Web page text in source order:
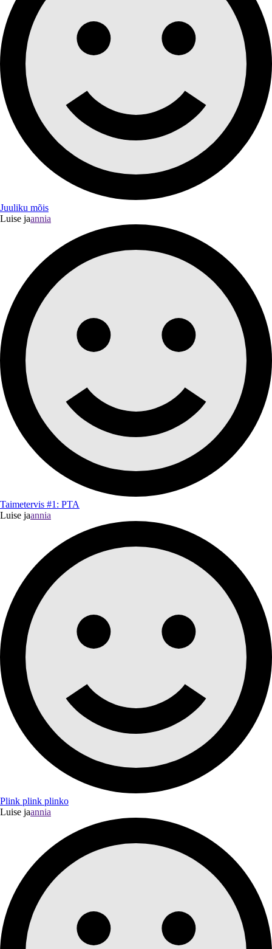
Juuliku mõis
Luise jaannia
Taimetervis #1: PTA
Luise jaannia
Plink plink plinko
Luise jaannia